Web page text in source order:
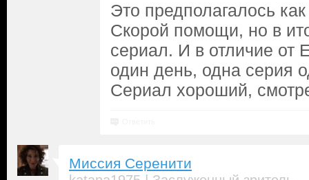
Это предполагалось
Скорой помощи, но в
сериал. И в отличие от
один день, одна серия
Сериал хороший,
Миссия Серенити